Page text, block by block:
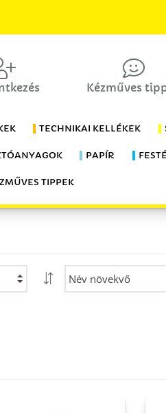
Kézműves
TECHNIKAI KELLÉKEK
PAPÍR
TIPPEK